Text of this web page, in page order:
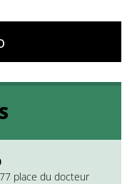
place du docteur